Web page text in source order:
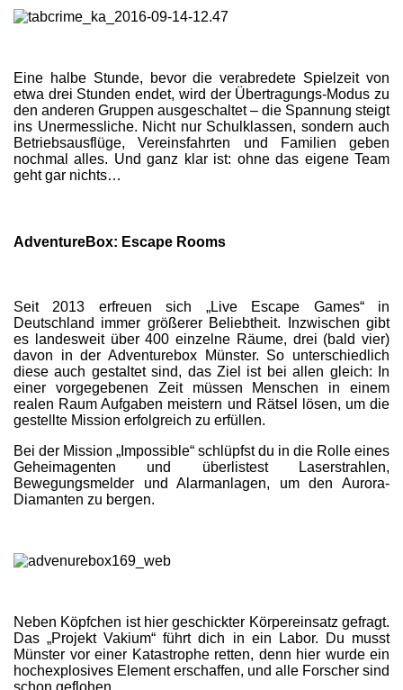
Eine halbe Stunde, bevor die verabredete Spielzeit von
etwa drei Stunden endet, wird der Übertragungs-Modus zu
den anderen Gruppen ausgeschaltet – die Spannung steigt
ins Unermessliche. Nicht nur Schulklassen, sondern auch
Betriebsausflüge, Vereinsfahrten und Familien geben
nochmal alles. Und ganz klar ist: ohne das eigene Team
geht gar nichts…
AdventureBox: Escape Rooms
Seit 2013 erfreuen sich „Live Escape Games“ in
Deutschland immer größerer Beliebtheit. Inzwischen gibt
es landesweit über 400 einzelne Räume, drei (bald vier)
davon in der Adventurebox Münster. So unterschiedlich
diese auch gestaltet sind, das Ziel ist bei allen gleich: In
einer vorgegebenen Zeit müssen Menschen in einem
realen Raum Aufgaben meistern und Rätsel lösen, um die
gestellte Mission erfolgreich zu erfüllen.
Bei der Mission „Impossible“ schlüpfst du in die Rolle eines
Geheimagenten und überlistest Laserstrahlen,
Bewegungsmelder und Alarmanlagen, um den Aurora-
Diamanten zu bergen.
Neben Köpfchen ist hier geschickter Körpereinsatz gefragt.
Das „Projekt Vakium“ führt dich in ein Labor. Du musst
Münster vor einer Katastrophe retten, denn hier wurde ein
hochexplosives Element erschaffen, und alle Forscher sind
schon geflohen…